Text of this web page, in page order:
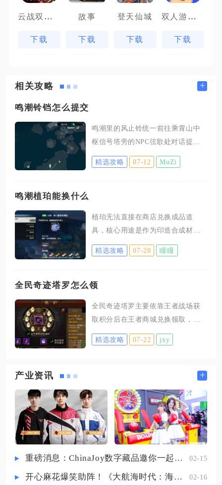
云战双帕弥什
下载
故事
下载
登天仙城
下载
双人游戏场
下载
相关攻略 +
鸣潮铃铛怎么提交
鸣潮里的风止铃统一前往乘霄山中
枢信号塔旁的NPC弦歌处对话提
交，集齐对应数量铃铛即可兑换各
类养成资源，钟灵子任务铃铛则交
况。先说明风止铃的完整提交前置
与操作步骤，该收集道具需要通关
主线第一章第七幕才能解锁弦歌的
发普通闲聊，不会弹出铃铛提交界
面。传送至乘霄山中枢信号塔传送
点后，往北侧平整草地区域行走，
精选攻略 07-12 MuZi
鸣潮植珀能换什么
植珀无法直接在商店兑换成品道
具，核心用途是作为印造合成材
料，用来制作锻造四星武器、探音
零件与传送锚点模块，是前期开荒
在印造工作台中，植珀搭配其他矿
数装备打造与探索道具都离不开这
项材料，合理规划消耗可以避免矿
石囤积或者材料短缺的问题。优先
珀搭配红针晶、周本掉落素材共同
印造，像莳植机麋、矿岩机麋这类
契合角色套装效果的锻造装备，成
型阶段会持续消耗植珀。培养多队
输出
精选攻略 07-28 瞳瞳
全民奇迹塔罗怎么领
全民奇迹塔罗主要依靠王者战场获
取积分后在王者商城兑换领取，同
时可通过节日活动道具兑换、世界
BOSS掉落碎片合成两种补充方式拿
成指定转生等级完成主线任务后才
法执行塔罗领取与激活操作。角色
解锁塔罗图鉴入口之后，每日优先
参与跨服王者战场玩法，对战结束
会根据最终排名发放对应数量的王
者点数，点数是兑换塔罗牌的核心
据点等额外目标还能获得额外点数
精选攻略 07-22 jxy
产业资讯 +
重磅消息：ChinaJoy数字藏品邀你一起评选 02-15
开心麻花爆笑助阵！《大航海时代：海上霸主》亮相China Joy 02-16